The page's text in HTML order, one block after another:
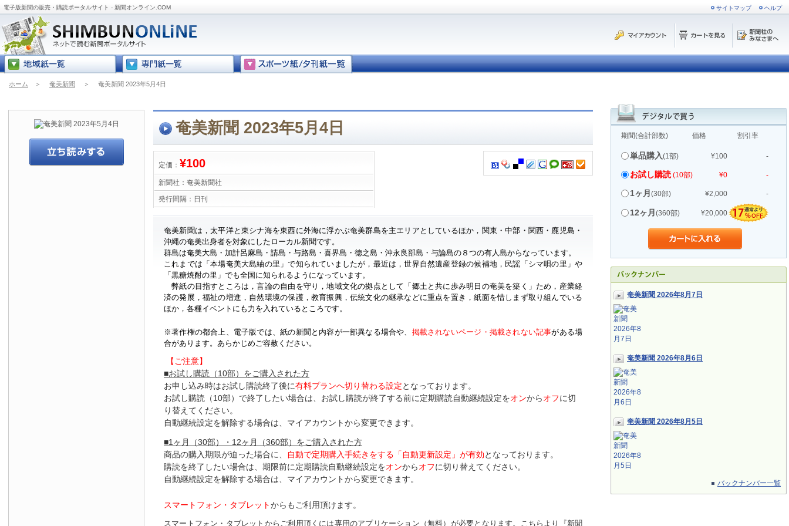
電子版新聞の販売・購読ポータルサイト - 新聞オンライン.COM サイトマップ ヘルプ
ホーム ＞ 奄美新聞 ＞ 奄美新聞 2023年5月4日
期間(合計部数) 価格 割引率
単品購入(1部) ¥100 -
お試し購読 (10部) ¥0 -
1ヶ月 (30部) ¥2,000 -
12ヶ月 (360部) ¥20,000
奄美新聞 2026年8月7日
奄美新聞 2026年8月6日
奄美新聞 2026年8月5日
バックナンバー一覧
奄美新聞 2023年5月4日
定価： ¥100
新聞社： 奄美新聞社
発行間隔： 日刊
奄美新聞は，太平洋と東シナ海を東西に外海に浮かぶ奄美群島を主エリアとしているほか，関東・中部・関西・鹿児島・
沖縄の奄美出身者を対象にしたローカル新聞です。
群島は奄美大島・加計呂麻島・請島・与路島・喜界島・徳之島・沖永良部島・与論島の８つの有人島からなっています。
これまでは「本場奄美大島紬の里」で知られていましたが，最近は，世界自然遺産登録の候補地，民謡「シマ唄の里」や
「黒糖焼酎の里」でも全国に知られるようになっています。
弊紙の目指すところは，言論の自由を守り，地域文化の拠点として「郷土と共に歩み明日の奄美を築く」ため，産業経
済の発展，福祉の増進，自然環境の保護，教育振興，伝統文化の継承などに重点を置き，紙面を惜しまず取り組んでいる
ほか，各種イベントにも力を入れているところです。
※著作権の都合上、 電子版では、紙の新聞と内容が一部異なる場合や、 掲載されないページ・掲載されない記事がある場
合があります。あらかじめご容赦ください。
【ご注意】
■お試し購読（10部）をご購入された方
お申し込み時はお試し購読終了後に有料プランへ切り替わる設定となっております。
お試し購読（10部）で終了したい場合は、お試し購読が終了する前に定期購読自動継続設定をオンからオフに切
り替えてください。
自動継続設定を解除する場合は、マイアカウントから変更できます。
■1ヶ月（30部）・12ヶ月（360部）をご購入された方
商品の購入期限が迫った場合に、
自動で定期購入手続きをする「自動更新設定」が有効となっております。
購読を終了したい場合は、期限前に定期購読自動継続設定をオンからオフに切り替えてください。
自動継続設定を解除する場合は、マイアカウントから変更できます。
スマートフォン・タブレットからもご利用頂けます。
スマートフォン・タブレットからご利用頂くには専用のアプリケーション（無料）が必要となります。 こちらより『新聞